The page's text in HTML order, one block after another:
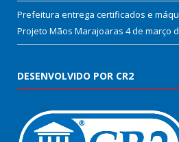
Prefeitura entrega certificados e
Projeto Mãos Marajoaras 4 de março
DESENVOLVIDO POR CR2